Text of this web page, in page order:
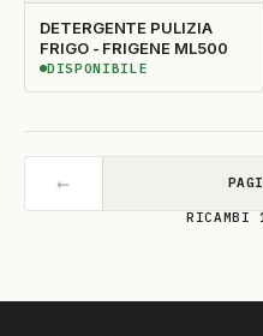
DETERGENTE PULIZIA
FRIGO - FRIGENE ML500
DISPONIBILE
DISPONIBILE
←